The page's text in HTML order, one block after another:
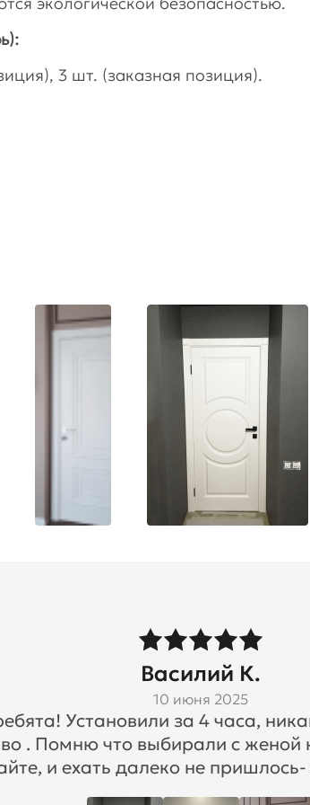
3 шт. (заказная позиция).
Василий К.
10 июня 2025
Установили за 4 часа,
. Помню что выбирали с женой
и ехать далеко не